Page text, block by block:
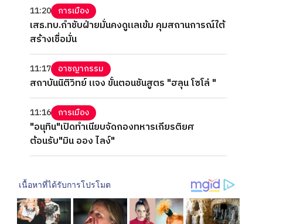
11:20 การเมือง
เสธ.ทบ.กำชับฝ่ายมั่นคงดูแลเข้ม คุมสถานการณ์ใต้
สร้างเชื่อมั่น
11:17 อาชญากรรม
สถาบันนิติวิทย์ แจง ขั้นตอนชันสูตร "ฮลุน โซโล่ "
11:16 การเมือง
"อนุทิน"เปิดทำเนียบจัดกองทหารเกียรติยศ
ต้อนรับ"มิน ออง ไลง์"